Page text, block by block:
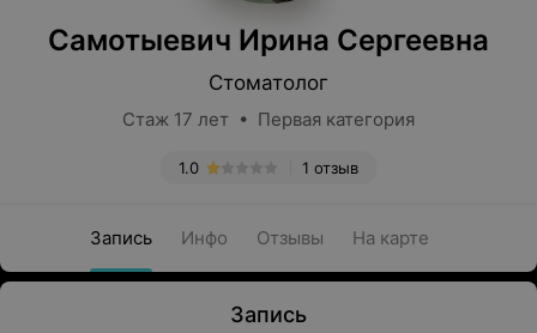
Самотыевич Ирина Сергеевна
Стоматолог
Стаж 17 лет • Первая категория
1 отзыв
1.0
Запись Инфо Отзывы На карте
Запись